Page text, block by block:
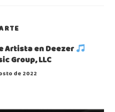
Artista en Deezer
Group, LLC
de 2022